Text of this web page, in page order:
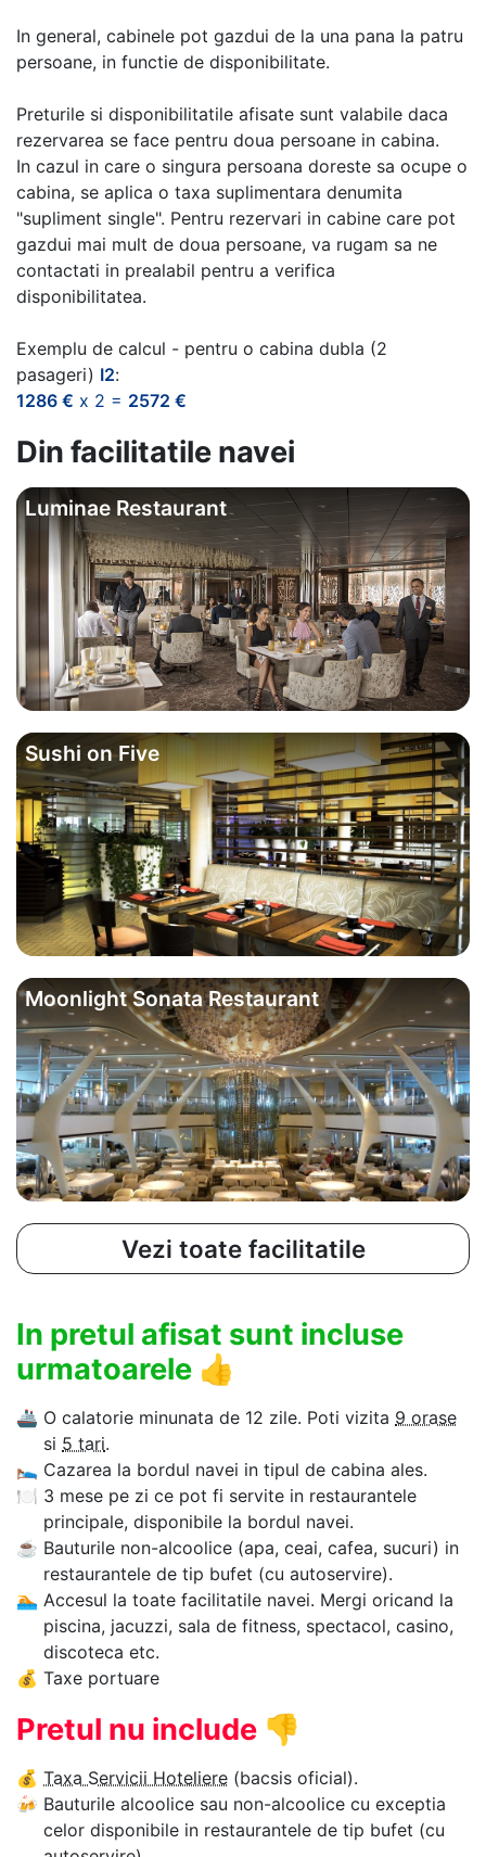
In general, cabinele pot gazdui de la una pana la patru
persoane, in functie de disponibilitate.
Preturile si disponibilitatile afisate sunt valabile daca
rezervarea se face pentru doua persoane in cabina.
In cazul in care o singura persoana doreste sa ocupe o
cabina, se aplica o taxa suplimentara denumita
"supliment single". Pentru rezervari in cabine care pot
gazdui mai mult de doua persoane, va rugam sa ne
contactati in prealabil pentru a verifica
disponibilitatea.
Exemplu de calcul - pentru o cabina dubla (2
pasageri) I2:
1286 € x 2 = 2572 €
Din facilitatile navei
Luminae Restaurant
Sushi on Five
Moonlight Sonata Restaurant
Vezi toate facilitatile
In pretul afisat sunt incluse
urmatoarele 👍
🚢 O calatorie minunata de 12 zile. Poti vizita 9 orase
si 5 tari.
🛌 Cazarea la bordul navei in tipul de cabina ales.
🍽 3 mese pe zi ce pot fi servite in restaurantele
principale, disponibile la bordul navei.
☕ Bauturile non-alcoolice (apa, ceai, cafea, sucuri) in
restaurantele de tip bufet (cu autoservire).
🏊‍ Accesul la toate facilitatile navei. Mergi oricand la
piscina, jacuzzi, sala de fitness, spectacol, casino,
discoteca etc.
💰 Taxe portuare
Pretul nu include 👎
💰 Taxa Servicii Hoteliere (bacsis oficial).
🍻 Bauturile alcoolice sau non-alcoolice cu exceptia
celor disponibile in restaurantele de tip bufet (cu